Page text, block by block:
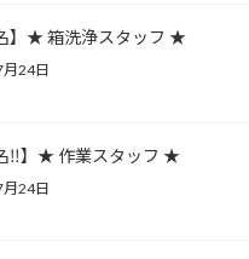
】★ 箱洗浄スタッフ ★
24日
‼】★ 作業スタッフ ★
24日